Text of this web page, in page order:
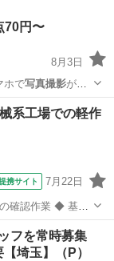
70円〜
8月3日
ホで写真撮影が可
系工場での軽作
携サイト 7月22日
確認作業 ◆ 基材
フを常時募集
埼玉】（P）